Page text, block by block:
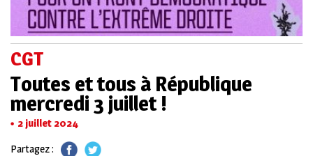
CGT
Toutes et tous à République
mercredi 3 juillet !
2 juillet 2024
Partagez :